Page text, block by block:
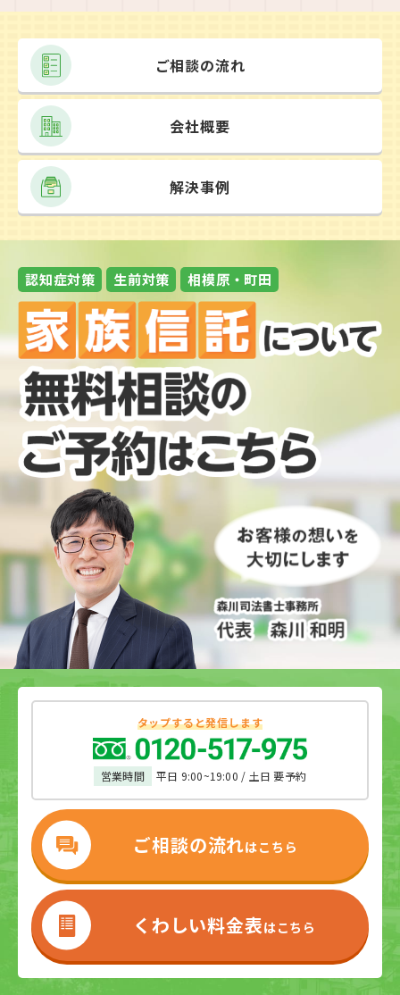
な信用が不十分といえます。「安全性」は弱い制
度といえるでしょう。 家族信託とは 家族信託
は、信頼できる家族や親族に財産を預けて管理運
用処分してもらう信託契約です。財産管理委任契
約と同様に、不動産や預貯金、株式などを預けて
管理してもらえます。たとえば預貯金の入出金、
振り込み、株式の積極的な運用、不動産の管理売
却などを任せられます。 財産管理委任契約とは異
なり、行為時における委託者の個別的な同意は不
要です。当初に与えられた権限にもとづいて、受
託者が柔軟に対応しやすい制度といえるでしょ
う。 財産管理委任契約と家族信託の違い一覧表
財産管理委任契約と家族信託は似ていますが、異
なる制度です。以下で違いをまとめましたので、
ご覧ください。 財産管理委任契約 家族信託 委任
者（委託者）の判断能力が低下した後も利用でき
るか できない できる 預貯金の管理（入出金、振
り込み、引き落としの設定など） 代理権の証明が
必要で、金融機関によっては対応してもらえない
ケースがある できる 不動産管理売却 代理権が必
要で、本人の判断能力が低下していると売却でき
ない できる 死後の効力 ない ある 受任者（受託
者）の判断による柔軟な対応 難しい できる 以下
でそれぞれの項目について詳説します。 委任者
（委託者）の判断能力が低下した後も利用できる
か 財産管理委任契約も家族信託も、「委任者（委
託者）が元気なうちに締結」しなければなりませ
ん。委任者や委託者の判断能力が低下してしまっ
たら、有効な契約ができなくなってしまうためで
す。この点では財産管理委任契約も家族信託も同
じといえるでしょう。 判断能力が低下した後でも
利用できるのは、家庭裁判所へ申立をする「成年
後見制度（法定後見）」のみです。 一方で「契約
後、委任者（委託者）の判断能力が低下したと
き」の効果が大きく異なります。 財産管理委任契
約の場合、委任者の判断能力が低下すると利用が
難しくなります。 なぜなら、受任者が行動するた
びに委任者による権限委任の証明が必要となるた
書は信用性が高いので、一度作成されたら「無
効」になるケースは少数です。原本が公証役場で
保管されるので、当事者が保管する場合と異なり
紛失リスクもありません。 金銭債権について「強
制執行認諾条項」を入れておけば、義務者が支払
いをしないときに権利者はすぐに差し押さえがで
きて便利です。調停や裁判をしなくても財産や債
正証書の基本情報です。 1-2.家族信託と公正証書
の関係 法律上、「必ず公正証書を作成しなければ
ならない契約類型」がいくつかあります。 たとえ
ば高齢になったときの財産管理に備える「任意後
見契約」を利用する場合には、必ず「任意後見契
約書」を公正証書にしなければなりません。 一
方、家族信託の場合には必ずしも公正証書にする
必要はありません。委託者と受託者が合意すれば
契約は成立します。自分たちで文案を作成し、当
事者が納得して署名押印すれば契約書として有効
なので、あえて公正証書にしない方も少なくあり
ません。 公正証書を作成するメリット 家族信託
の契約を公正証書にすると、どういったメリット
があるのでしょうか？ 無効になりにくい 自分た
ちだけで契約書を作成すると、さまざまな不備が
生じる可能性があります。 必要事項を入れなかっ
たり余計なことを書いてしまったりするケースも
よくありますし、いったん署名押印した人が後に
なって「自分がサインしたものではない」などと
言い出す可能性もあるでしょう。せっかく契約書
を作成しても、場合によっては無効になってしま
うリスクがあります。 公正証書なら公証役場で公
証人がきちんと本人確認と意思確認をして作成す
るので、後になって当事者が「誰かが勝手にサイ
ンした」と主張するのは難しくなります。 公証人
が内容を確認するので、必要事項を抜かして無効
になることもないでしょう。 より確実に契約内容
を実現したいなら、公正証書にすべきといえま
す。 トラブルを予防しやすい 家族信託契約を締結
え方や遺留分対策の具体的な方法を解説します。
遺留分対策が気になっている方はぜひ参考にして
みてください。 遺留分とは 遺留分とは、兄弟姉
妹以外の法定相続人に認められる最低限度の遺産
取得割合です。 親などの直系尊属のみが相続人の
場合には遺産全体の3分の1、それ以外のケースで
は遺産全体の2分の1の遺留分割合が保障されま
す。 遺言や生前贈与によって遺留分を侵害する
と、侵害された権利者は侵害者に対し「遺留分侵
害額請求」という金銭請求ができます。 請求の相
手方となるのは、遺贈を受けた相続人や受遺者、
生前贈与や死因贈与の受贈者などです。 1人の相
続人に遺産を集中させるなど、あまりに不公平な
遺言をすると遺留分トラブルが起こる可能性が高
くなるので、注意しなければなりません。 たとえ
長男などの特定の相続人に「100%の遺産を集中
させたい」と思っても、遺留分が壁となって不可
能となる可能性が高いのです。 家族信託と遺留分
の関係 遺留分の対象となるのは、以下のような行
為です。 遺言 遺言によって遺留分を侵害すると、
遺留分侵害額請求の対象になります。 死因贈与 死
因贈与は死亡を原因とする贈与です。これに対し
ても遺留分侵害額請求が行われる可能性がありま
す。 生前贈与 死亡前1年以内の生前贈与は遺留分
侵害額請求の対象です。ただし当事者が悪意（遺
留分権利者を害することを知っていた）の場合、
それ以前の生前贈与も遺留分侵害額請求の対象に
なる可能性があります。また法定相続人への贈与
の場合には、相続開始前10年間のものが遺留分侵
害額請求の対象となります。 上記からすると、遺
留分侵害額請求の対象に「家族信託」は入ってい
ないようにみえます。 ということは、家族信託を
用いると遺留分トラブルを避けて1人の相続人や
第三者へ財産を集中できるのでしょうか？ 以下で
詳細をみていきましょう。 従来の考え方 家族信
託と遺留分の関係については、従来から「遺留分
の対象になる」考え方と「遺留分の対象外とす
る」考え方が対立していました。 遺留分の対象に
ならないとする考え方 家族信託における「信託財
産」は、委託者や受益者の財産とは隔離されて管
解決事例
ご相談の流れ
会社概要
認知症対策 生前対策 相模原・町田
タップすると発信します
営業時間 平日 9:00~19:00 / 土日 要予約
ご相談の流れはこちら
くわしい料金表はこちら